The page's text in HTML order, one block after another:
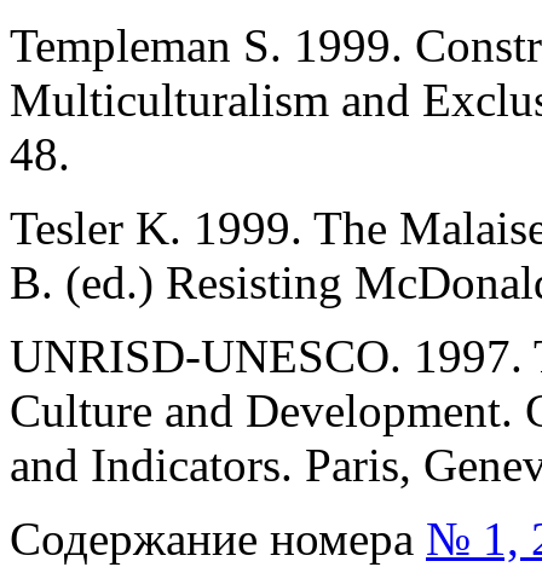
Templeman S. 1999.
Multiculturalism and
48.
Tesler K. 1999. The
B. (ed.) Resisting
UNRISD-UNESCO. 1997.
Culture and Development.
and Indicators. Paris,
Содержание номера № 1,